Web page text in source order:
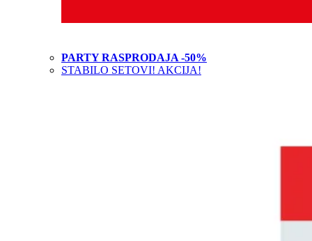
PARTY RASPRODAJA -50%
STABILO SETOVI! AKCIJA!